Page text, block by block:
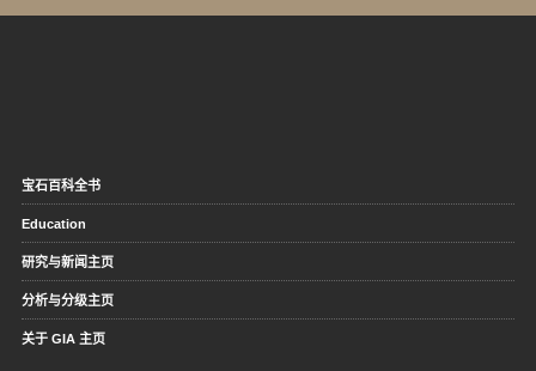
宝石百科全书
Education
研究与新闻主页
分析与分级主页
关于 GIA 主页